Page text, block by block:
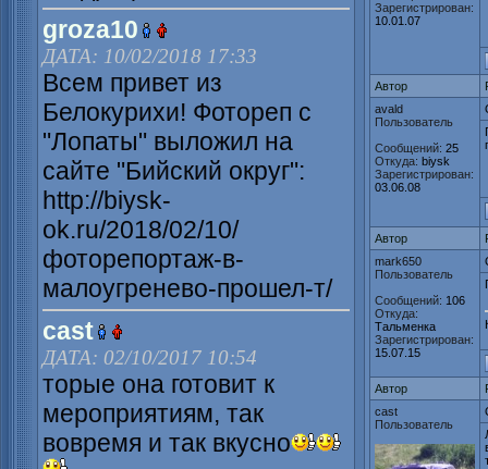
groza10
ДАТА: 10/02/2018 17:33
Всем привет из
Белокурихи! Фотореп с
"Лопаты" выложил на
сайте "Бийский округ":
http://biysk-
ok.ru/2018/02/10/
фоторепортаж-в-
малоугренево-прошел-т/
cast
ДАТА: 02/10/2017 10:54
торые она готовит к
мероприятиям, так
вовремя и так вкусно
Зарегистрирован:
10.01.07
Автор
avald
Пользователь
Сообщений: 25
Откуда: biysk
Зарегистрирован:
03.06.08
Автор
mark650
Пользователь
Сообщений: 106
Откуда:
Тальменка
Зарегистрирован:
15.07.15
Автор
cast
Пользователь